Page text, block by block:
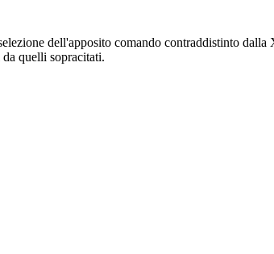
dell'apposito comando contraddistinto
quelli sopracitati.